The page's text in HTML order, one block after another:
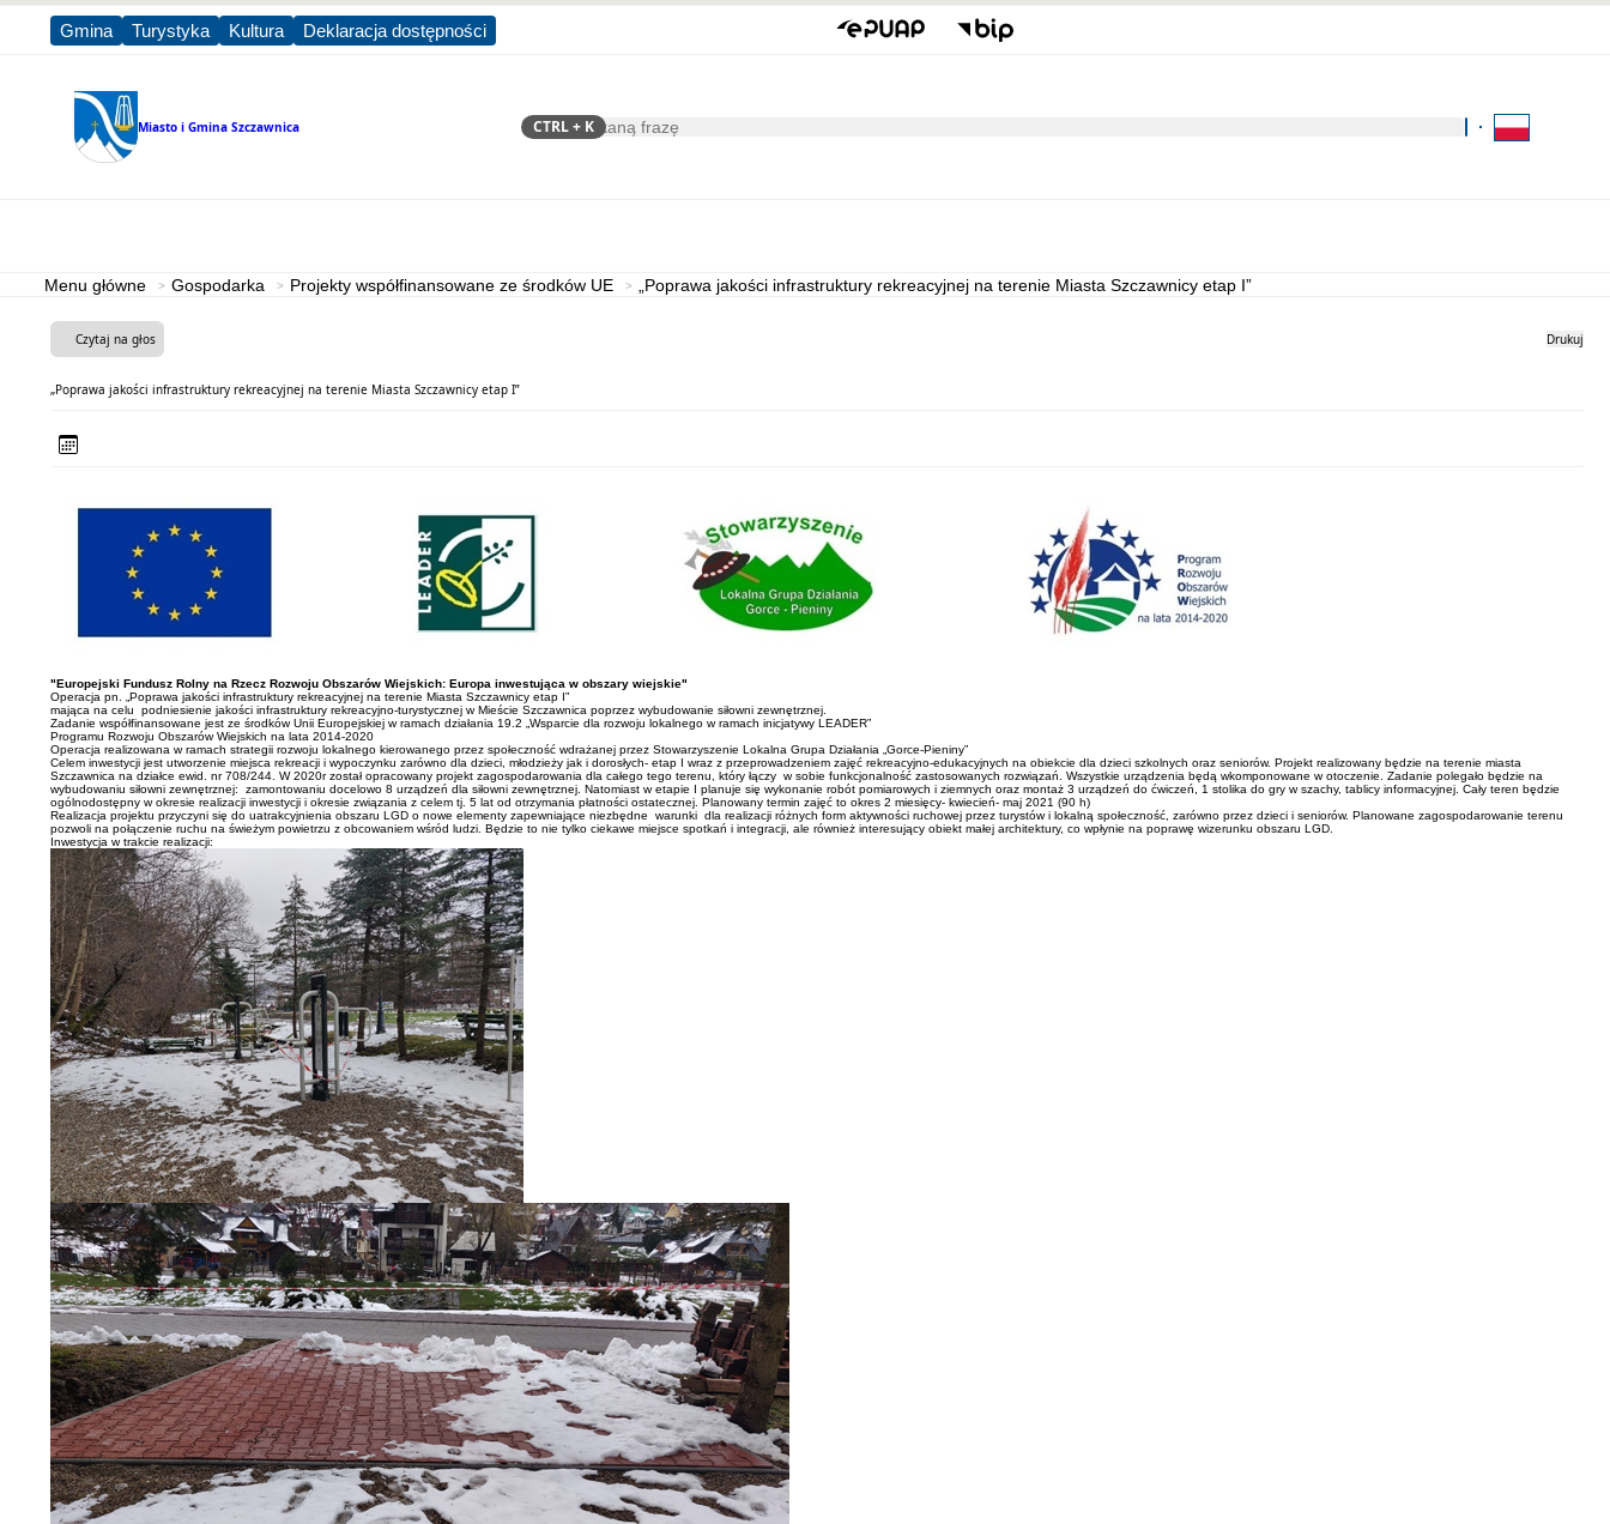
Gmina Turystyka Kultura Deklaracja dostępności
Miasto i Gmina Szczawnica Szukaj
CTRL+ K
Kliknij aby wyszukać za
Menu główne Gospodarka Projekty współfinansowane ze środków UE „Poprawa jakości infrastruktury rekreacyjnej na terenie Miasta Szczawnicy etap I”
Czytaj na głos Drukuj
„Poprawa jakości infrastruktury rekreacyjnej na terenie Miasta Szczawnicy etap I”
"Europejski Fundusz Rolny na Rzecz Rozwoju Obszarów Wiejskich: Europa inwestująca w obszary wiejskie"
Operacja pn. „Poprawa jakości infrastruktury rekreacyjnej na terenie Miasta Szczawnicy etap I”
mająca na celu podniesienie jakości infrastruktury rekreacyjno-turystycznej w Mieście Szczawnica poprzez wybudowanie siłowni zewnętrznej.
Zadanie współfinansowane jest ze środków Unii Europejskiej w ramach działania 19.2 „Wsparcie dla rozwoju lokalnego w ramach inicjatywy LEADER”
Programu Rozwoju Obszarów Wiejskich na lata 2014-2020
Operacja realizowana w ramach strategii rozwoju lokalnego kierowanego przez społeczność wdrażanej przez Stowarzyszenie Lokalna Grupa Działania „Gorce-Pieniny”
Celem inwestycji jest utworzenie miejsca rekreacji i wypoczynku zarówno dla dzieci, młodzieży jak i dorosłych- etap I wraz z przeprowadzeniem zajęć rekreacyjno-edukacyjnych na obiekcie dla dzieci szkolnych oraz seniorów. Projekt realizowany będzie na terenie miasta
Szczawnica na działce ewid. nr 708/244. W 2020r został opracowany projekt zagospodarowania dla całego tego terenu, który łączy w sobie funkcjonalność zastosowanych rozwiązań. Wszystkie urządzenia będą wkomponowane w otoczenie. Zadanie polegało będzie na
wybudowaniu siłowni zewnętrznej: zamontowaniu docelowo 8 urządzeń dla siłowni zewnętrznej. Natomiast w etapie I planuje się wykonanie robót pomiarowych i ziemnych oraz montaż 3 urządzeń do ćwiczeń, 1 stolika do gry w szachy, tablicy informacyjnej. Cały teren będzie
ogólnodostępny w okresie realizacji inwestycji i okresie związania z celem tj. 5 lat od otrzymania płatności ostatecznej. Planowany termin zajęć to okres 2 miesięcy- kwiecień- maj 2021 (90 h)
Realizacja projektu przyczyni się do uatrakcyjnienia obszaru LGD o nowe elementy zapewniające niezbędne warunki dla realizacji różnych form aktywności ruchowej przez turystów i lokalną społeczność, zarówno przez dzieci i seniorów. Planowane zagospodarowanie terenu
pozwoli na połączenie ruchu na świeżym powietrzu z obcowaniem wśród ludzi. Będzie to nie tylko ciekawe miejsce spotkań i integracji, ale również interesujący obiekt małej architektury, co wpłynie na poprawę wizerunku obszaru LGD.
Inwestycja w trakcie realizacji: